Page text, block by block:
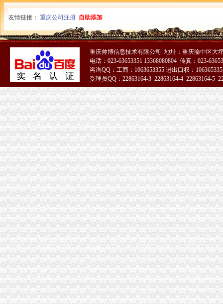
友情链接： 重庆公司注册 自助添加
重庆帅博信息技术有限公司 地址：重庆渝中区大
电话：023-63653351 13368080804 传真：023-
咨询QQ：工商：1063653355 进出口权：
受理员QQ：22863164-3 22863164-4 22863164-5
51La